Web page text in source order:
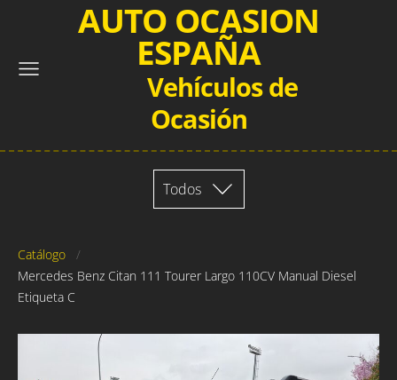
AUTO OCASION
ESPAÑA
Vehículos de
Ocasión
Todos
Catálogo
Mercedes Benz Citan 111 Tourer Largo 110CV Manual Diesel
Etiqueta C